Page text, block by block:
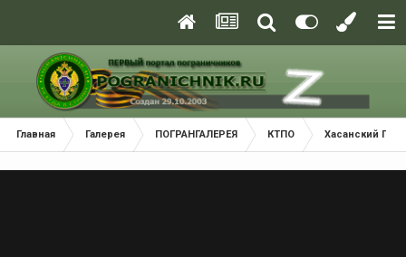
Главная Галерея ПОГРАНГАЛЕРЕЯ КТПО Хасанский